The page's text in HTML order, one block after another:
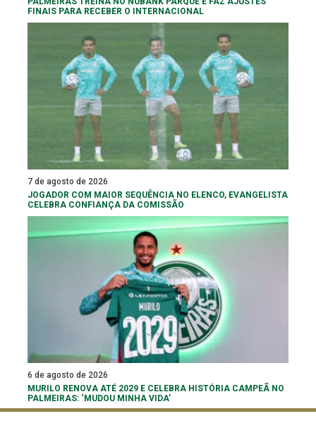
FINAIS PARA RECEBER O INTERNACIONAL
7 de agosto de 2026
JOGADOR COM MAIOR SEQUÊNCIA NO ELENCO, EVANGELISTA
CELEBRA CONFIANÇA DA COMISSÃO
6 de agosto de 2026
MURILO RENOVA ATÉ 2029 E CELEBRA HISTÓRIA CAMPEÃ NO
PALMEIRAS: ‘MUDOU MINHA VIDA’